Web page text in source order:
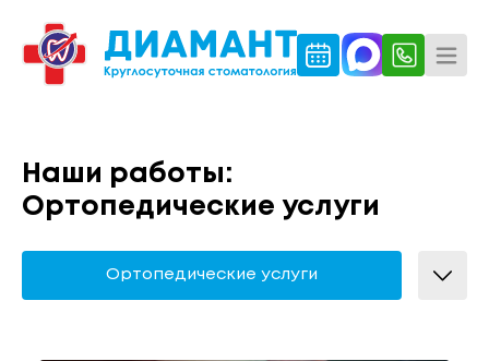
Наши работы:
Ортопедические услуги
Ортопедические услуги